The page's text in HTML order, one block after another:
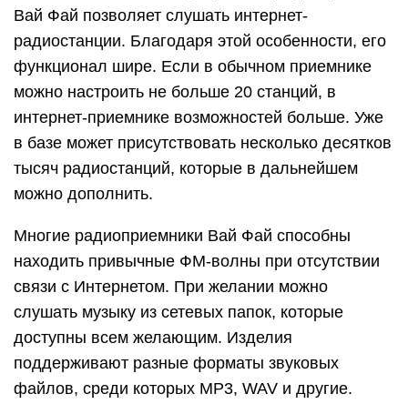
Вай Фай позволяет слушать интернет-
радиостанции. Благодаря этой особенности, его
функционал шире. Если в обычном приемнике
можно настроить не больше 20 станций, в
интернет-приемнике возможностей больше. Уже
в базе может присутствовать несколько десятков
тысяч радиостанций, которые в дальнейшем
можно дополнить.
Многие радиоприемники Вай Фай способны
находить привычные ФМ-волны при отсутствии
связи с Интернетом. При желании можно
слушать музыку из сетевых папок, которые
доступны всем желающим. Изделия
поддерживают разные форматы звуковых
файлов, среди которых MP3, WAV и другие.